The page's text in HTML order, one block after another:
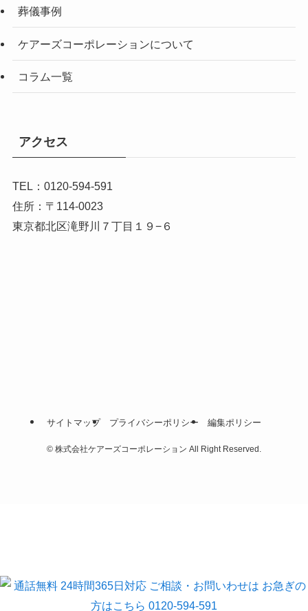
葬儀事例
ケアーズコーポレーションについて
コラム一覧
アクセス
TEL：0120-594-591
住所：〒114-0023
東京都北区滝野川７丁目１９−６
サイトマップ プライバシーポリシー 編集ポリシー
© 株式会社ケアーズコーポレーション All Right Reserved.